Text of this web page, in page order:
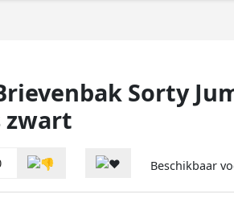
Sorty
zwart
Beschikbaar